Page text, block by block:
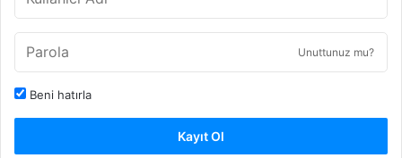
Unuttunuz mu?
Beni hatırla
Kayıt Ol